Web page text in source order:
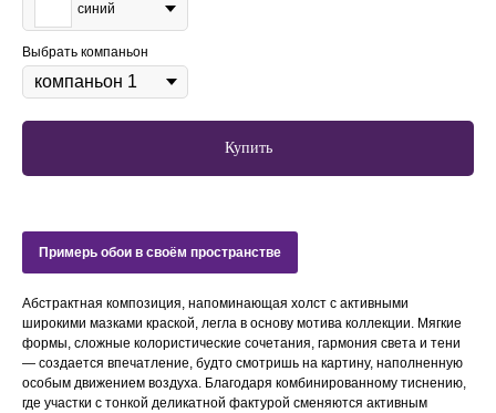
синий
Выбрать компаньон
Купить
Примерь обои в своём пространстве
Абстрактная композиция, напоминающая холст с активными
широкими мазками краской, легла в основу мотива коллекции. Мягкие
формы, сложные колористические сочетания, гармония света и тени
— создается впечатление, будто смотришь на картину, наполненную
особым движением воздуха. Благодаря комбинированному тиснению,
где участки с тонкой деликатной фактурой сменяются активным